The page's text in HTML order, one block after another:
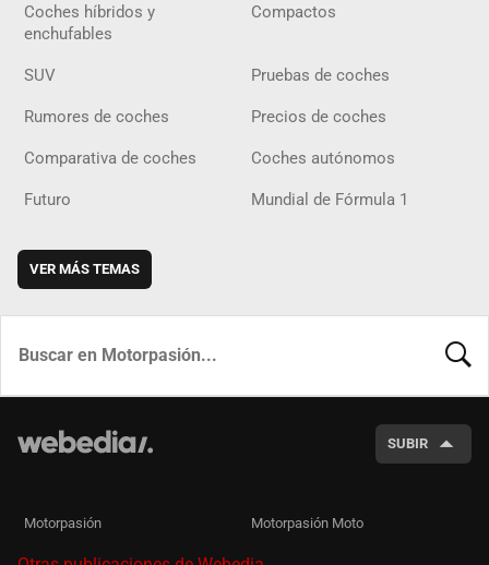
Coches híbridos y
enchufables
Compactos
SUV Pruebas de coches
Rumores de coches Precios de coches
Comparativa de coches Coches autónomos
Futuro Mundial de Fórmula 1
VER MÁS TEMAS
SUBIR
Motorpasión Motorpasión Moto